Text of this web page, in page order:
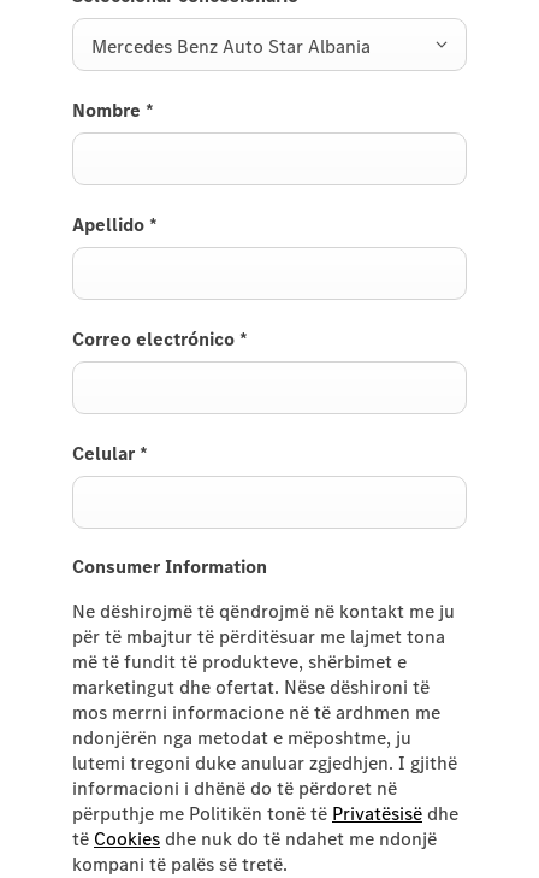
Mercedes Benz Auto Star Albania
Nombre *
Apellido *
Correo electrónico *
Celular *
Consumer Information
Ne dëshirojmë të qëndrojmë në kontakt me ju
për të mbajtur të përditësuar me lajmet tona
më të fundit të produkteve, shërbimet e
marketingut dhe ofertat. Nëse dëshironi të
mos merrni informacione në të ardhmen me
ndonjërën nga metodat e mëposhtme, ju
lutemi tregoni duke anuluar zgjedhjen. I gjithë
informacioni i dhënë do të përdoret në
përputhje me Politikën tonë të Privatësisë dhe
të Cookies dhe nuk do të ndahet me ndonjë
kompani të palës së tretë.